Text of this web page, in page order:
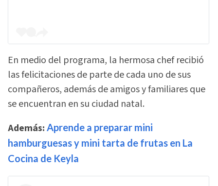
En medio del programa, la hermosa chef recibió
las felicitaciones de parte de cada uno de sus
compañeros, además de amigos y familiares que
se encuentran en su ciudad natal.
Además: Aprende a preparar mini
hamburguesas y mini tarta de frutas en La
Cocina de Keyla